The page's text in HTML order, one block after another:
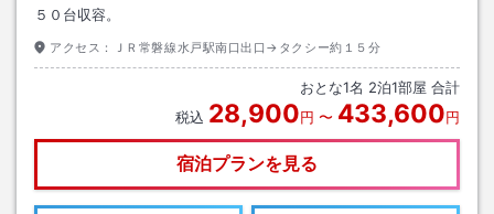
５０台収容。
アクセス： ＪＲ常磐線水戸駅南口出口→タクシー約１５分
おとな1名 2泊1部屋 合計
税込 28,900円 〜 433,600円
宿泊プランを見る